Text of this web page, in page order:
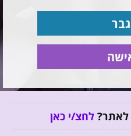
לאתר?לחצ/י כאן